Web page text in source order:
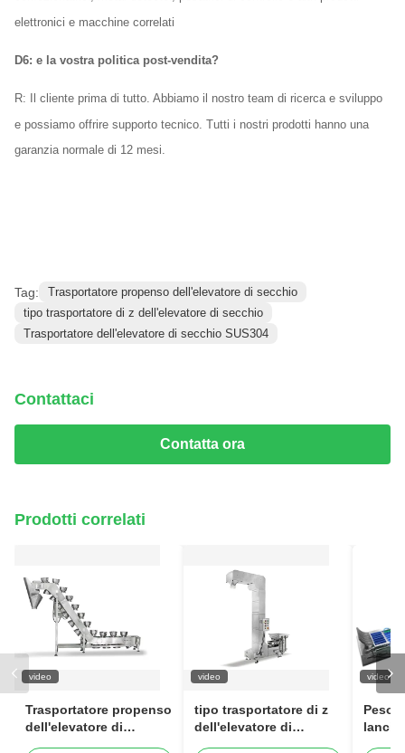
elettronici e macchine correlati
D6: e la vostra politica post-vendita?
R: Il cliente prima di tutto. Abbiamo il nostro team di ricerca e sviluppo
e possiamo offrire supporto tecnico. Tutti i nostri prodotti hanno una
garanzia normale di 12 mesi.
Tag:
Trasportatore propenso dell'elevatore di secchio
tipo trasportatore di z dell'elevatore di secchio
Trasportatore dell'elevatore di secchio SUS304
Contattaci
Contatta ora
Prodotti correlati
video
Trasportatore propenso
dell'elevatore di
video
tipo trasportatore di z
dell'elevatore di
video
Peso
lancia